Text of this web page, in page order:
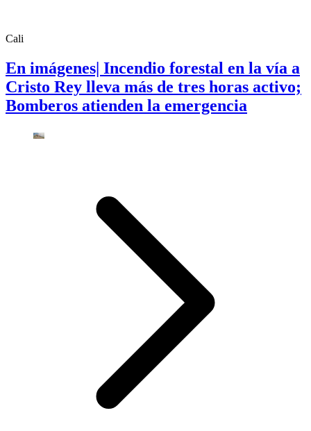
Cali
En imágenes| Incendio forestal en la vía a
Cristo Rey lleva más de tres horas activo;
Bomberos atienden la emergencia